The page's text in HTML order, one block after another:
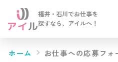
福井・石川でお仕事を
探すなら、 アイルへ！
ホーム お仕事への応募フォ